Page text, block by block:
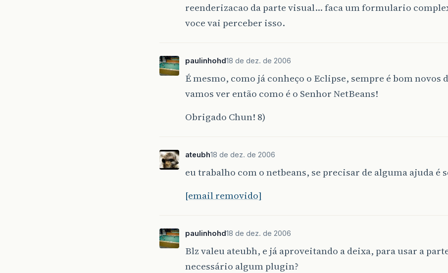
reenderizacao da parte visual… faca um formulario
voce vai perceber isso.
paulinhohd18 de dez. de 2006
É mesmo, como já conheço o Eclipse, sempre é bom novos
vamos ver então como é o Senhor NetBeans!
Obrigado Chun! 8)
ateubh18 de dez. de 2006
eu trabalho com o netbeans, se precisar de alguma ajuda é
[email removido]
paulinhohd18 de dez. de 2006
Blz valeu ateubh, e já aproveitando a deixa, para usar a
necessário algum plugin?